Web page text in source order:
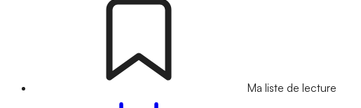
Ma liste de lecture